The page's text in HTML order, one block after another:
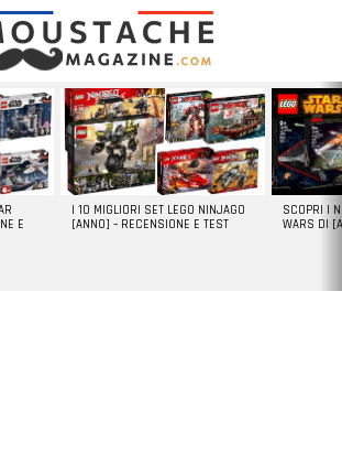
E
I 10 MIGLIORI SET LEGO NINJAGO
[ANNO] – RECENSIONE E TEST
SCOPRI I
WARS DI